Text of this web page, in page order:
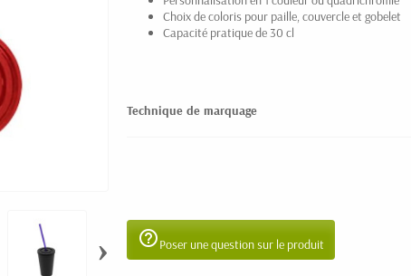
›
Choix de coloris pour paille, couvercle et gobelet
Capacité pratique de 30 cl
Technique de marquage
help_outlinePoser une question sur le produit